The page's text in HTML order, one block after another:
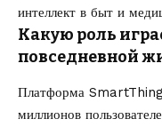
интеллект в быт и
Какую роль
повседневной
Платформа
миллионов